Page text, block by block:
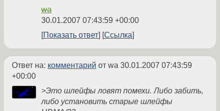
wa
30.01.2007 07:43:59 +00:00
Показать ответ
Ссылка
Ответ на: комментарий от wa 30.01.2007 07:43:59
+00:00
>Это шлейфы ловят помехи. Либо забить,
либо установить старые шлейфы